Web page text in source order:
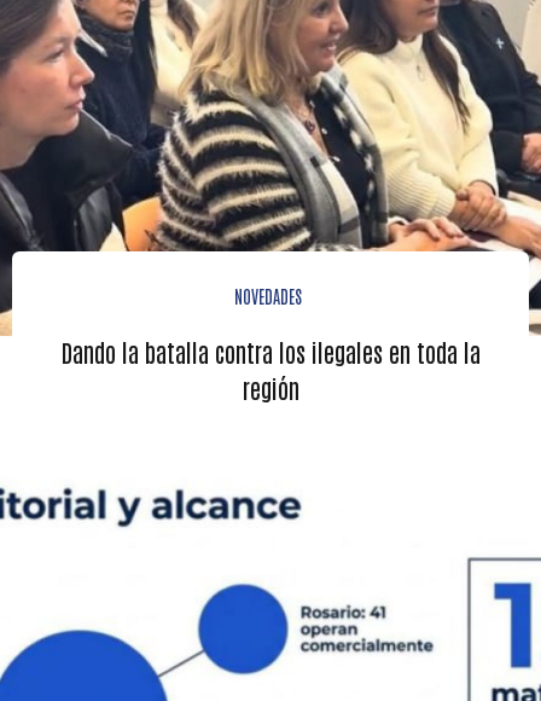
NOVEDADES
Dando la batalla contra los ilegales en toda la
región